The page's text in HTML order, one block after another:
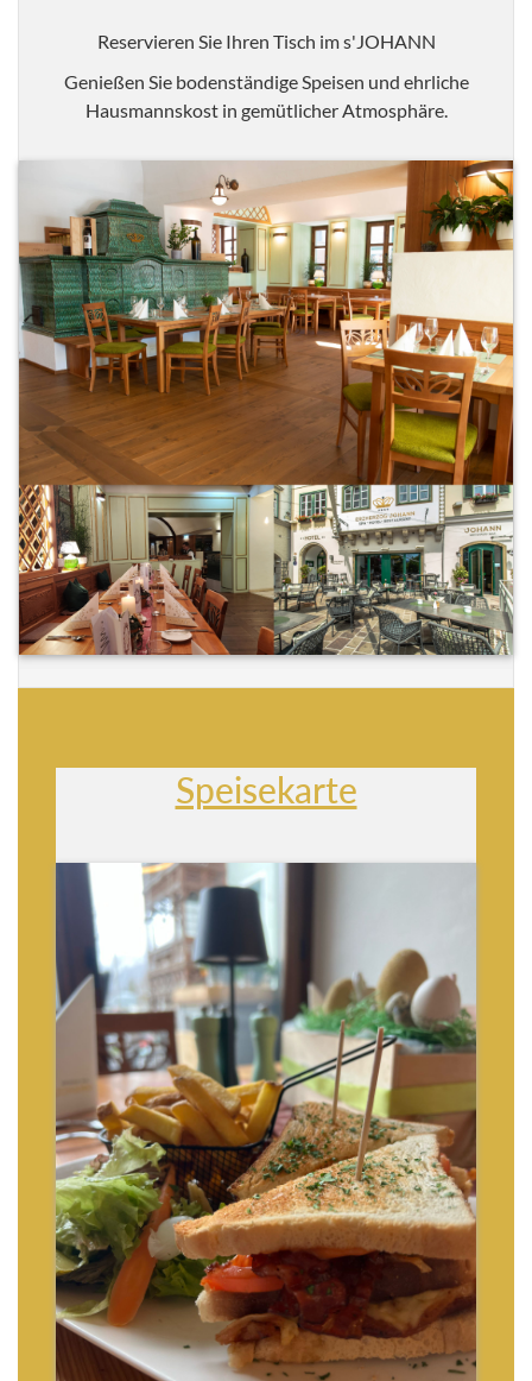
Reservieren Sie Ihren Tisch im s'JOHANN
Genießen Sie bodenständige Speisen und ehrliche
Hausmannskost in gemütlicher Atmosphäre.
Speisekarte